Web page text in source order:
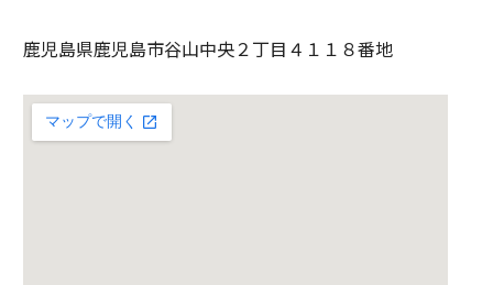
鹿児島県鹿児島市谷山中央２丁目４１１８番地